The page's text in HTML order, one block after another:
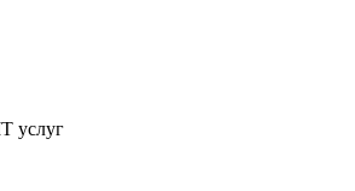
услуг